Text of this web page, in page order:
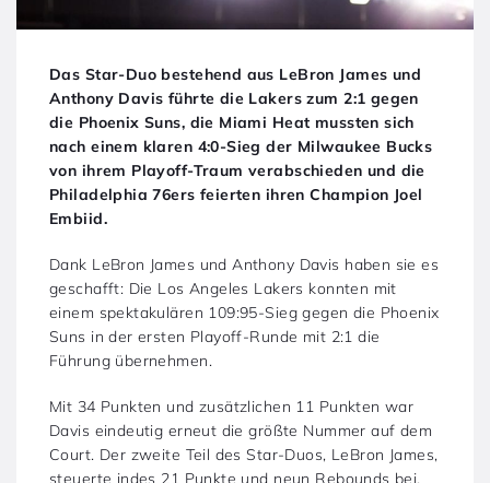
Das Star-Duo bestehend aus LeBron James und
Anthony Davis führte die Lakers zum 2:1 gegen
die Phoenix Suns, die Miami Heat mussten sich
nach einem klaren 4:0-Sieg der Milwaukee Bucks
von ihrem Playoff-Traum verabschieden und die
Philadelphia 76ers feierten ihren Champion Joel
Embiid.
Dank LeBron James und Anthony Davis haben sie es
geschafft: Die Los Angeles Lakers konnten mit
einem spektakulären 109:95-Sieg gegen die Phoenix
Suns in der ersten Playoff-Runde mit 2:1 die
Führung übernehmen.
Mit 34 Punkten und zusätzlichen 11 Punkten war
Davis eindeutig erneut die größte Nummer auf dem
Court. Der zweite Teil des Star-Duos, LeBron James,